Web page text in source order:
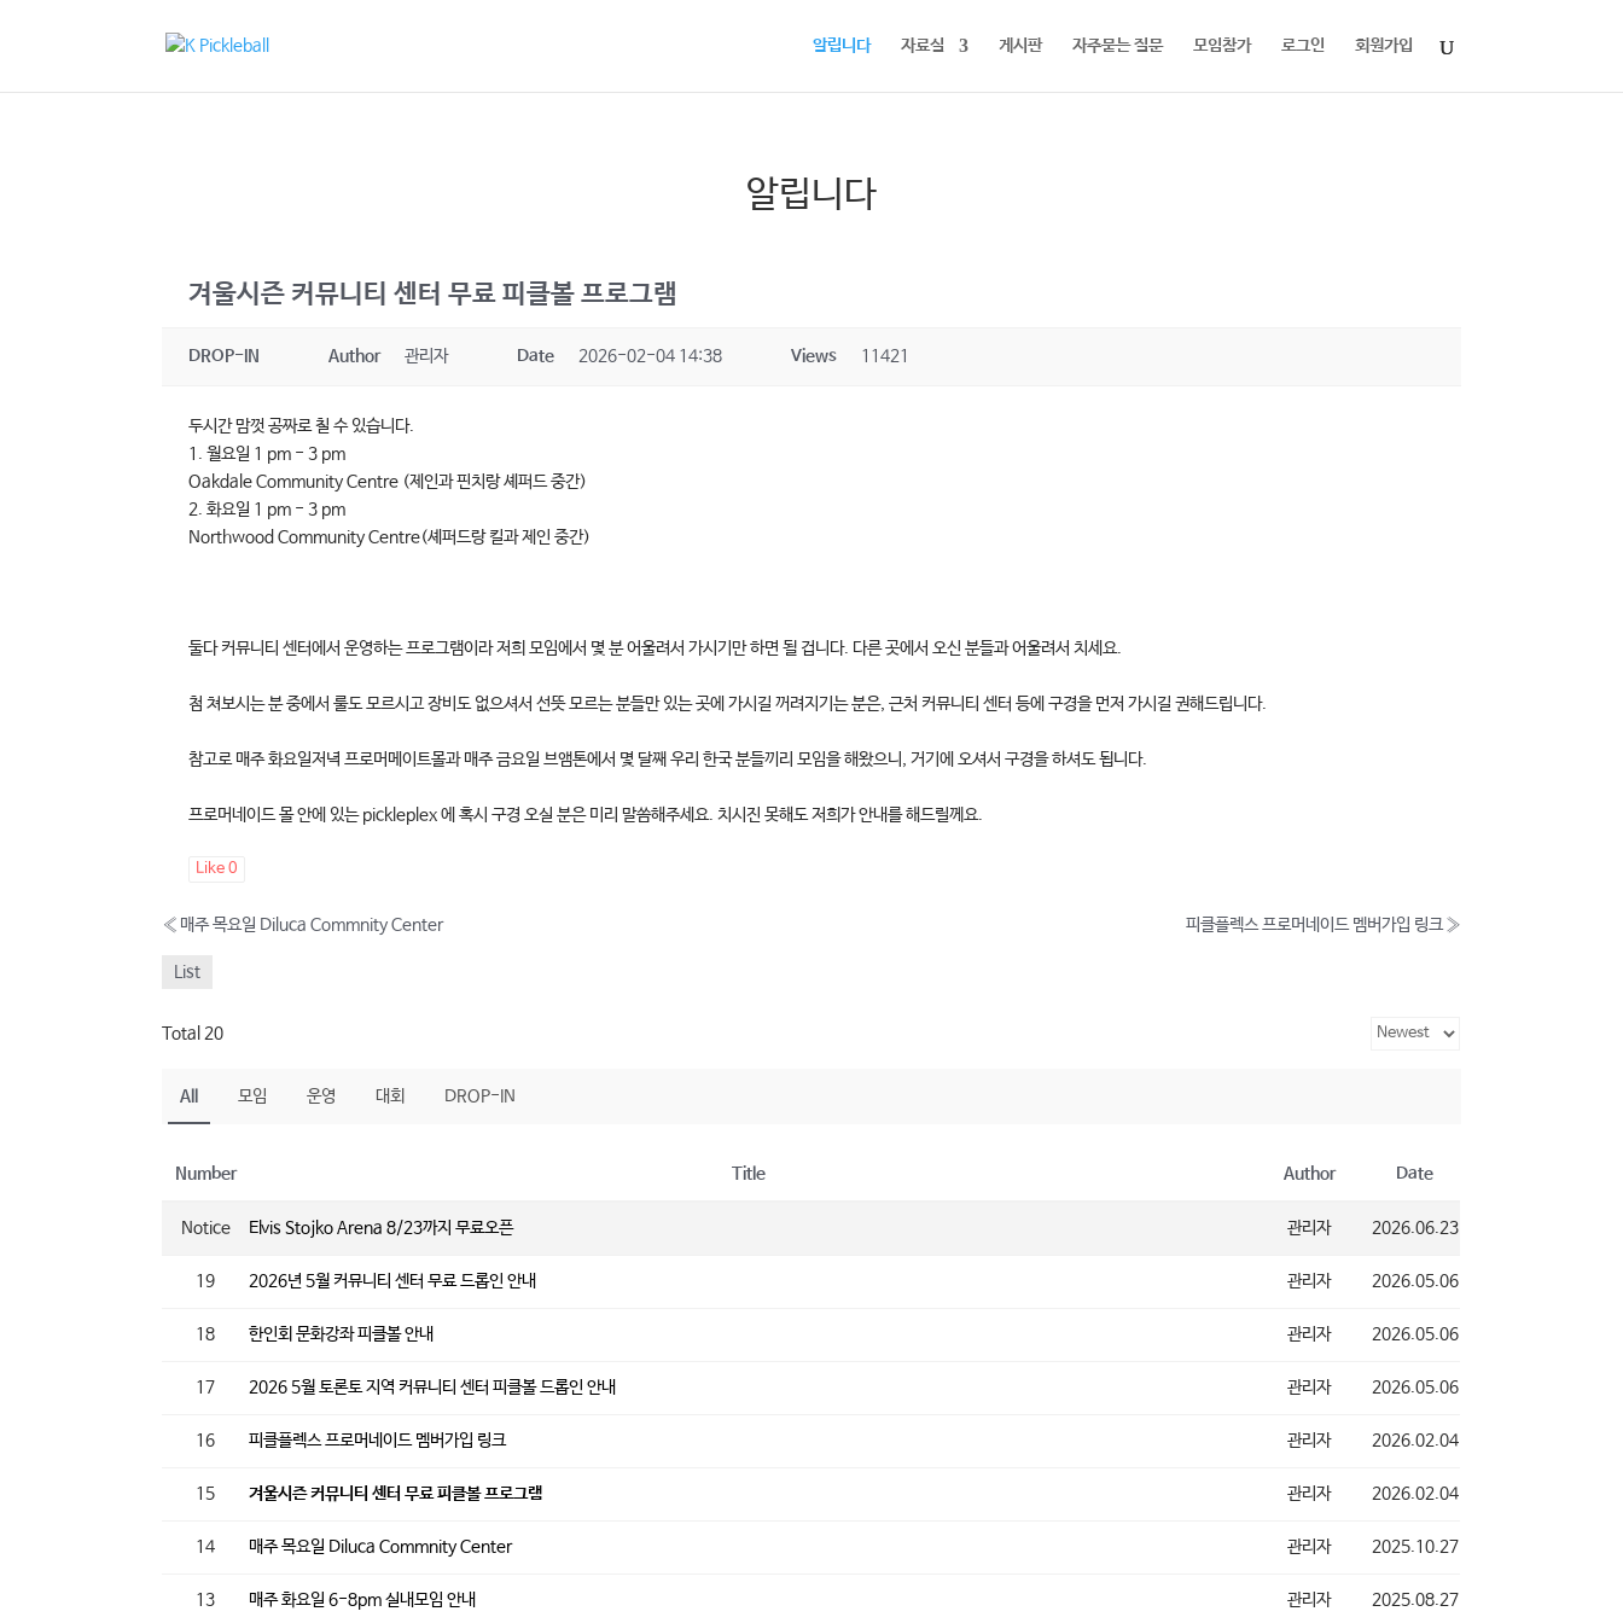
알립니다 자료실 게시판 자주묻는 질문 모임참가 로그인 회원가입
알립니다
겨울시즌 커뮤니티 센터 무료 피클볼 프로그램
DROP-IN Author 관리자 Date 2026-02-04 14:38 Views 11421
두시간 맘껏 공짜로 칠 수 있습니다.
1. 월요일 1 pm - 3 pm
Oakdale Community Centre (제인과 핀치랑 셰퍼드 중간)
2. 화요일 1 pm - 3 pm
Northwood Community Centre(셰퍼드랑 킬과 제인 중간)
둘다 커뮤니티 센터에서 운영하는 프로그램이라 저희 모임에서 몇 분 어울려서 가시기만 하면 될 겁니다. 다른 곳에서 오신 분들과 어울려서 치세요.
첨 쳐보시는 분 중에서 룰도 모르시고 장비도 없으셔서 선뜻 모르는 분들만 있는 곳에 가시길 꺼려지기는 분은, 근처 커뮤니티 센터 등에 구경을 먼저 가시길 권해드립니다.
참고로 매주 화요일저녁 프로머메이트몰과 매주 금요일 브앰톤에서 몇 달째 우리 한국 분들끼리 모임을 해왔으니, 거기에 오셔서 구경을 하셔도 됩니다.
프로머네이드 몰 안에 있는 pickleplex 에 혹시 구경 오실 분은 미리 말씀해주세요. 치시진 못해도 저희가 안내를 해드릴께요.
Like0
« 매주 목요일 Diluca Commnity Center 피클플렉스 프로머네이드 멤버가입 링크 »
List
Total 20
All 모임 운영 대회 DROP-IN
Number Title Author Date
Notice Elvis Stojko Arena 8/23까지 무료오픈 관리자 2026.06.23
19 2026년 5월 커뮤니티 센터 무료 드롭인 안내 관리자 2026.05.06
18 한인회 문화강좌 피클볼 안내 관리자 2026.05.06
17 2026 5월 토론토 지역 커뮤니티 센터 피클볼 드롭인 안내 관리자 2026.05.06
16 피클플렉스 프로머네이드 멤버가입 링크 관리자 2026.02.04
15 겨울시즌 커뮤니티 센터 무료 피클볼 프로그램 관리자 2026.02.04
14 매주 목요일 Diluca Commnity Center 관리자 2025.10.27
13 매주 화요일 6-8pm 실내모임 안내 관리자 2025.08.27